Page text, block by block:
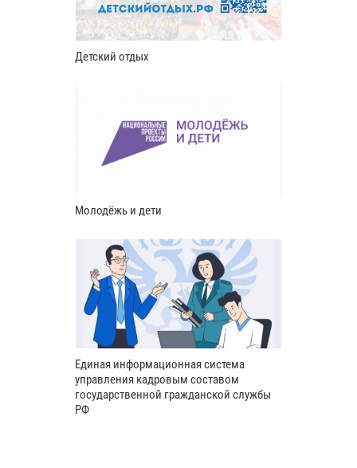
Детский отдых
Молодёжь и дети
Единая информационная система
управления кадровым составом
государственной гражданской службы
РФ